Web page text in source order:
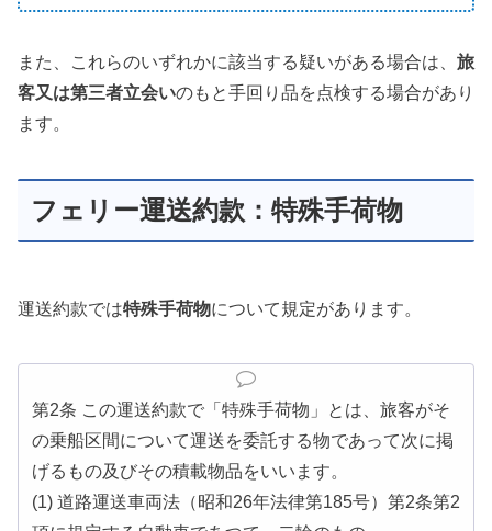
また、これらのいずれかに該当する疑いがある場合は、 旅
客又は第三者立会いのもと手回り品を点検する場合があり
ます。
フェリー運送約款：特殊手荷物
運送約款では特殊手荷物について規定があります。
第2条 この運送約款で「特殊手荷物」とは、旅客がそ
の乗船区間について運送を委託する物であって次に掲
げるもの及びその積載物品をいいます。
(1) 道路運送車両法（昭和26年法律第185号）第2条第2